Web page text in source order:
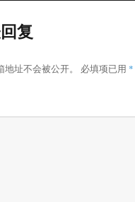
复
地址不会被公开。 必填项已用 *